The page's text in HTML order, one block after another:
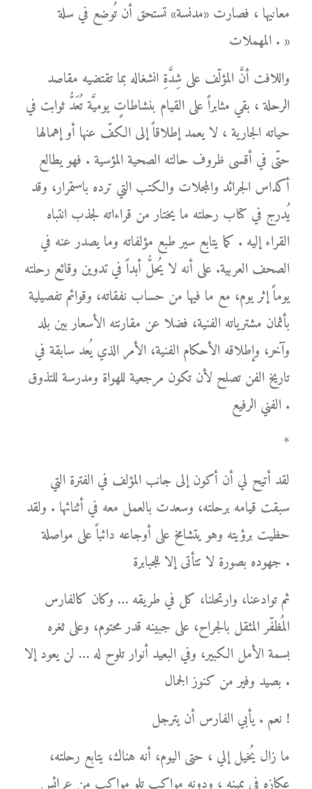
معانيها ، فصارت «مدنسة» تستحق أن تُوضع في سلة
المهملات . »
واللافت أنَّ المؤلّف على شِدَّةِ انشغاله بما تقتضيه مقاصد
الرحلة ، بقي مثابراً على القيام بنشاطاتٍ يوميَّة تُعَدُّ ثوابت في
حياته الجارية ، لا يعمد إطلاقاً إلى الكفّ عنها أو إهمالها
حتّى في أقسى ظروف حالته الصحية المؤسية . فهو يطالع
أكداس الجرائد والمجلات والكتب التي ترده باستمرار، وقد
يُدرج في كتاب رحلته ما يختار من قراءاته لجذب انتباه
القراء إليه . كما يتابع سير طبع مؤلفاته وما يصدر عنه في
الصحف العربية. على أنه لا يُحلُّ أبداً في تدوين وقائع رحلته
يوماً إثر يوم، مع ما فيها من حساب نفقاته، وقوائم تفصيلية
بأثمان مشترياته الفنية، فضلا عن مقارنته الأسعار بين بلد
وآخر، وإطلاقه الأحكام الفنية، الأمر الذي يُعد سابقة في
تاريخ الفن تصلح لأن تكون مرجعية للهواة ومدرسة للتذوق
الفني الرفيع .
*
لقد أتيح لي أن أكون إلى جانب المؤلف في الفترة التي
سبقت قيامه برحلته، وسعدت بالعمل معه في أثنائها . ولقد
حظيت برؤيته وهو يتشامخ على أوجاعه دائباً على مواصلة
جهوده بصورة لا تتأتى إلا للجبابرة .
ثم توادعنا، وارتحلنا، كل في طريقه … وكان كالفارس
المُظفّر المثقل بالجراح، على جبينه قدر محتوم، وعلى ثغره
بسمة الأمل الكبير، وفي البعيد أنوار تلوح له … لن يعود إلا
بصيد وفير من كنوز الجمال .
نعم . يأبي الفارس أن يترجل !
ما زال يُخيل إلي ، حتى اليوم، أنه هناك، يتابع رحلته،